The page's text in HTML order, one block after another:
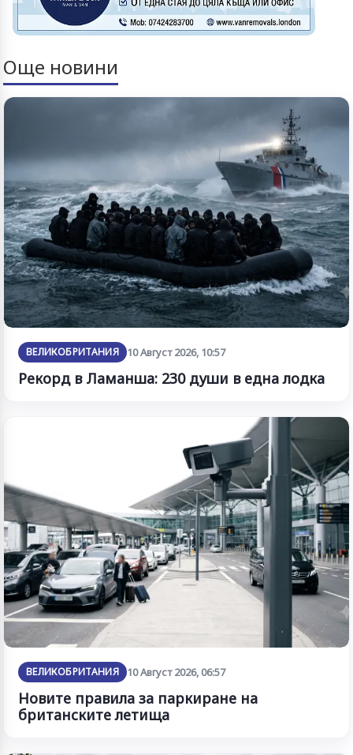
Още новини
ВЕЛИКОБРИТАНИЯ 10 Август 2026, 10:57
Рекорд в Ламанша: 230 души в една лодка
ВЕЛИКОБРИТАНИЯ 10 Август 2026, 06:57
Новите правила за паркиране на
британските летища